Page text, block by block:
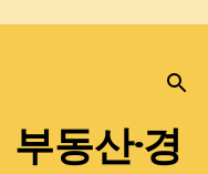
너뛰기
동산·경